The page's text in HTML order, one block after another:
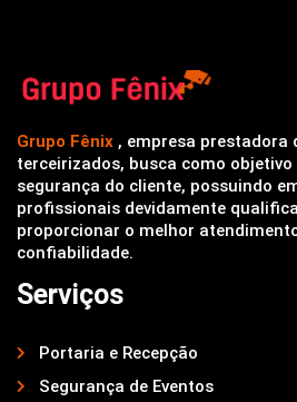
Grupo Fênix , empresa prestadora
terceirizados, busca como
segurança do cliente, possuindo
profissionais devidamente
proporcionar o melhor
confiabilidade.
Serviços
Portaria e Recepção
Segurança de Eventos